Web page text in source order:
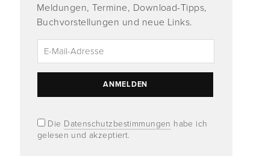
Meldungen, Termine, Download-Tipps,
Buchvorstellungen und neue Links.
Die Datenschutzbestimmungen habe ich
gelesen und akzeptiert.